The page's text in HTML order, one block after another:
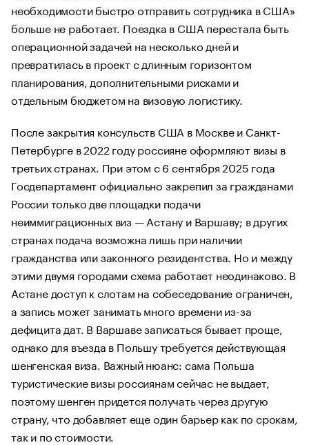
необходимости быстро отправить сотрудника в США»
больше не работает. Поездка в США перестала быть
операционной задачей на несколько дней и
превратилась в проект с длинным горизонтом
планирования, дополнительными рисками и
отдельным бюджетом на визовую логистику.
После закрытия консульств США в Москве и Санкт-
Петербурге в 2022 году россияне оформляют визы в
третьих странах. При этом с 6 сентября 2025 года
Госдепартамент официально закрепил за гражданами
России только две площадки подачи
неиммиграционных виз — Астану и Варшаву; в других
странах подача возможна лишь при наличии
гражданства или законного резидентства. Но и между
этими двумя городами схема работает неодинаково. В
Астане доступ к слотам на собеседование ограничен,
а запись может занимать много времени из-за
дефицита дат. В Варшаве записаться бывает проще,
однако для въезда в Польшу требуется действующая
шенгенская виза. Важный нюанс: сама Польша
туристические визы россиянам сейчас не выдает,
поэтому шенген придется получать через другую
страну, что добавляет еще один барьер как по срокам,
так и по стоимости.